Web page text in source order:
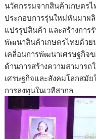
นวัตกรรมจากสินค้าเกษตร
ประกอบการรุ่นใหม่หันมาผ
แปรรูปสินค้า และสร้างการ
พัฒนาสินค้าเกษตรไทยด้วย
เคลื่อนการพัฒนาเศรษฐกิจ
ด้านการสร้างความสามาร
เศรษฐกิจและสังคมโลกสมั
การลงทุนในเวทีสากล